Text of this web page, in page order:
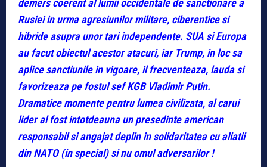
demers coerent al lumii occidentale de sanctionare a
Rusiei in urma agresiunilor militare, ciberentice si
hibride asupra unor tari independente. SUA si Europa
au facut obiectul acestor atacuri, iar Trump, in loc sa
aplice sanctiunile in vigoare, il frecventeaza, lauda si
favorizeaza pe fostul sef KGB Vladimir Putin.
Dramatice momente pentru lumea civilizata, al carui
lider al fost intotdeauna un presedinte american
responsabil si angajat deplin in solidaritatea cu aliatii
din NATO (in special) si nu omul adversarilor !